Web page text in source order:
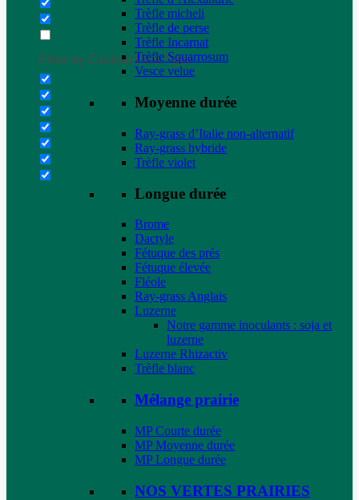
Filter by Custom Post Type
Trèfle micheli
Trèfle de perse
Trèfle Incarnat
Trèfle Squarrosum
Vesce velue
Moyenne durée
Ray-grass d’Italie non-alternatif
Ray-grass hybride
Trèfle violet
Longue durée
Brome
Dactyle
Fétuque des prés
Fétuque élevée
Fléole
Ray-grass Anglais
Luzerne
Notre gamme inoculants : soja et
luzerne
Luzerne Rhizactiv
Trèfle blanc
Mélange prairie
MP Courte durée
MP Moyenne durée
MP Longue durée
NOS VERTES PRAIRIES